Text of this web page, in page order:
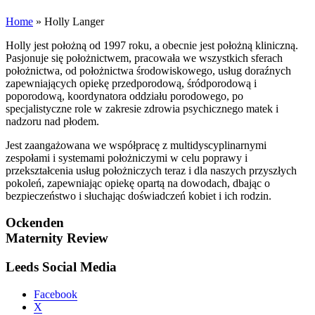
Home » Holly Langer
Holly jest położną od 1997 roku, a obecnie jest położną kliniczną.
Pasjonuje się położnictwem, pracowała we wszystkich sferach
położnictwa, od położnictwa środowiskowego, usług doraźnych
zapewniających opiekę przedporodową, śródporodową i
poporodową, koordynatora oddziału porodowego, po
specjalistyczne role w zakresie zdrowia psychicznego matek i
nadzoru nad płodem.
Jest zaangażowana we współpracę z multidyscyplinarnymi
zespołami i systemami położniczymi w celu poprawy i
przekształcenia usług położniczych teraz i dla naszych przyszłych
pokoleń, zapewniając opiekę opartą na dowodach, dbając o
bezpieczeństwo i słuchając doświadczeń kobiet i ich rodzin.
Ockenden
Maternity Review
Leeds Social Media
Facebook
X